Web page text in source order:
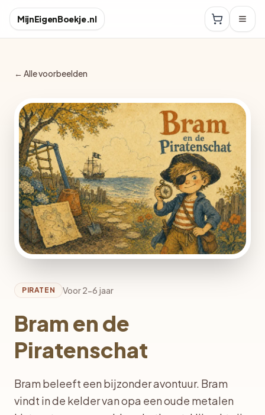
MijnEigenBoekje.nl
← Alle voorbeelden
PIRATEN Voor 2-6 jaar
Bram en de
Piratenschat
Bram beleeft een bijzonder avontuur. Bram
vindt in de kelder van opa een oude metalen